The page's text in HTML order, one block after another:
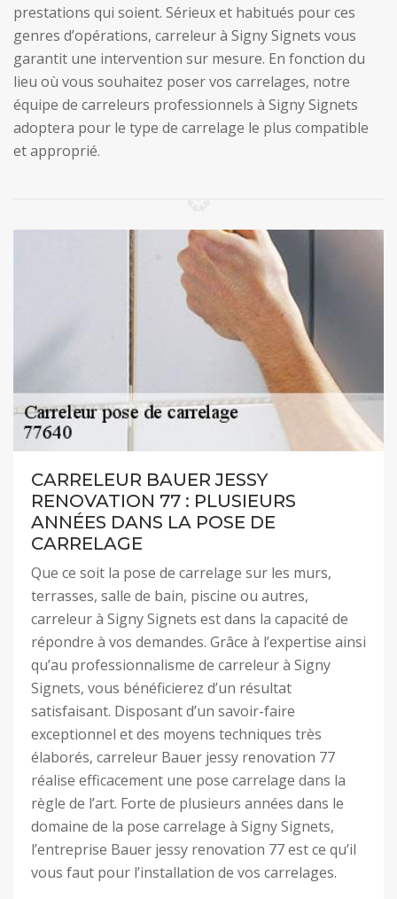
prestations qui soient. Sérieux et habitués pour ces
genres d’opérations, carreleur à Signy Signets vous
garantit une intervention sur mesure. En fonction du
lieu où vous souhaitez poser vos carrelages, notre
équipe de carreleurs professionnels à Signy Signets
adoptera pour le type de carrelage le plus compatible
et approprié.
CARRELEUR BAUER JESSY
RENOVATION 77 : PLUSIEURS
ANNÉES DANS LA POSE DE
CARRELAGE
Que ce soit la pose de carrelage sur les murs,
terrasses, salle de bain, piscine ou autres,
carreleur à Signy Signets est dans la capacité de
répondre à vos demandes. Grâce à l’expertise ainsi
qu’au professionnalisme de carreleur à Signy
Signets, vous bénéficierez d’un résultat
satisfaisant. Disposant d’un savoir-faire
exceptionnel et des moyens techniques très
élaborés, carreleur Bauer jessy renovation 77
réalise efficacement une pose carrelage dans la
règle de l’art. Forte de plusieurs années dans le
domaine de la pose carrelage à Signy Signets,
l’entreprise Bauer jessy renovation 77 est ce qu’il
vous faut pour l’installation de vos carrelages.